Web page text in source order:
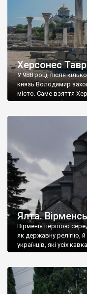
Херсонес
У 988 році, після
князь Володимир
місто. Саме взяття
диктувати свої умови
Херсонесі
А потім було
Ялта.
Вірменія першою
як державну релігію,
українців, які усіх
є відданими вірянами